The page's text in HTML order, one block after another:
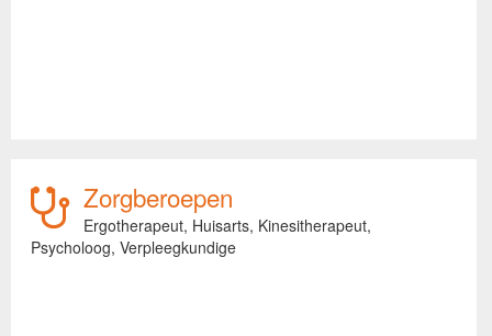
Zorgberoepen
Ergotherapeut, Huisarts, Kinesitherapeut,
Psycholoog, Verpleegkundige